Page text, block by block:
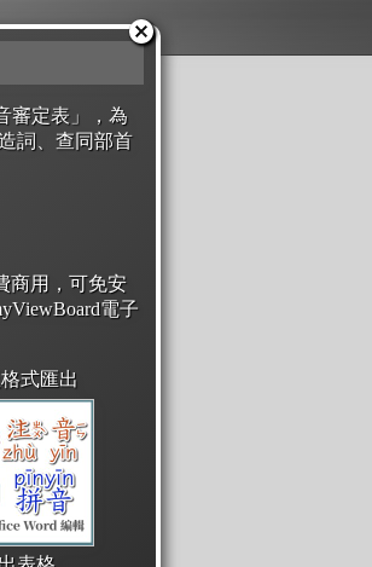
審定表」，為
詞、查同部首
商用，可免安
電子
式匯出